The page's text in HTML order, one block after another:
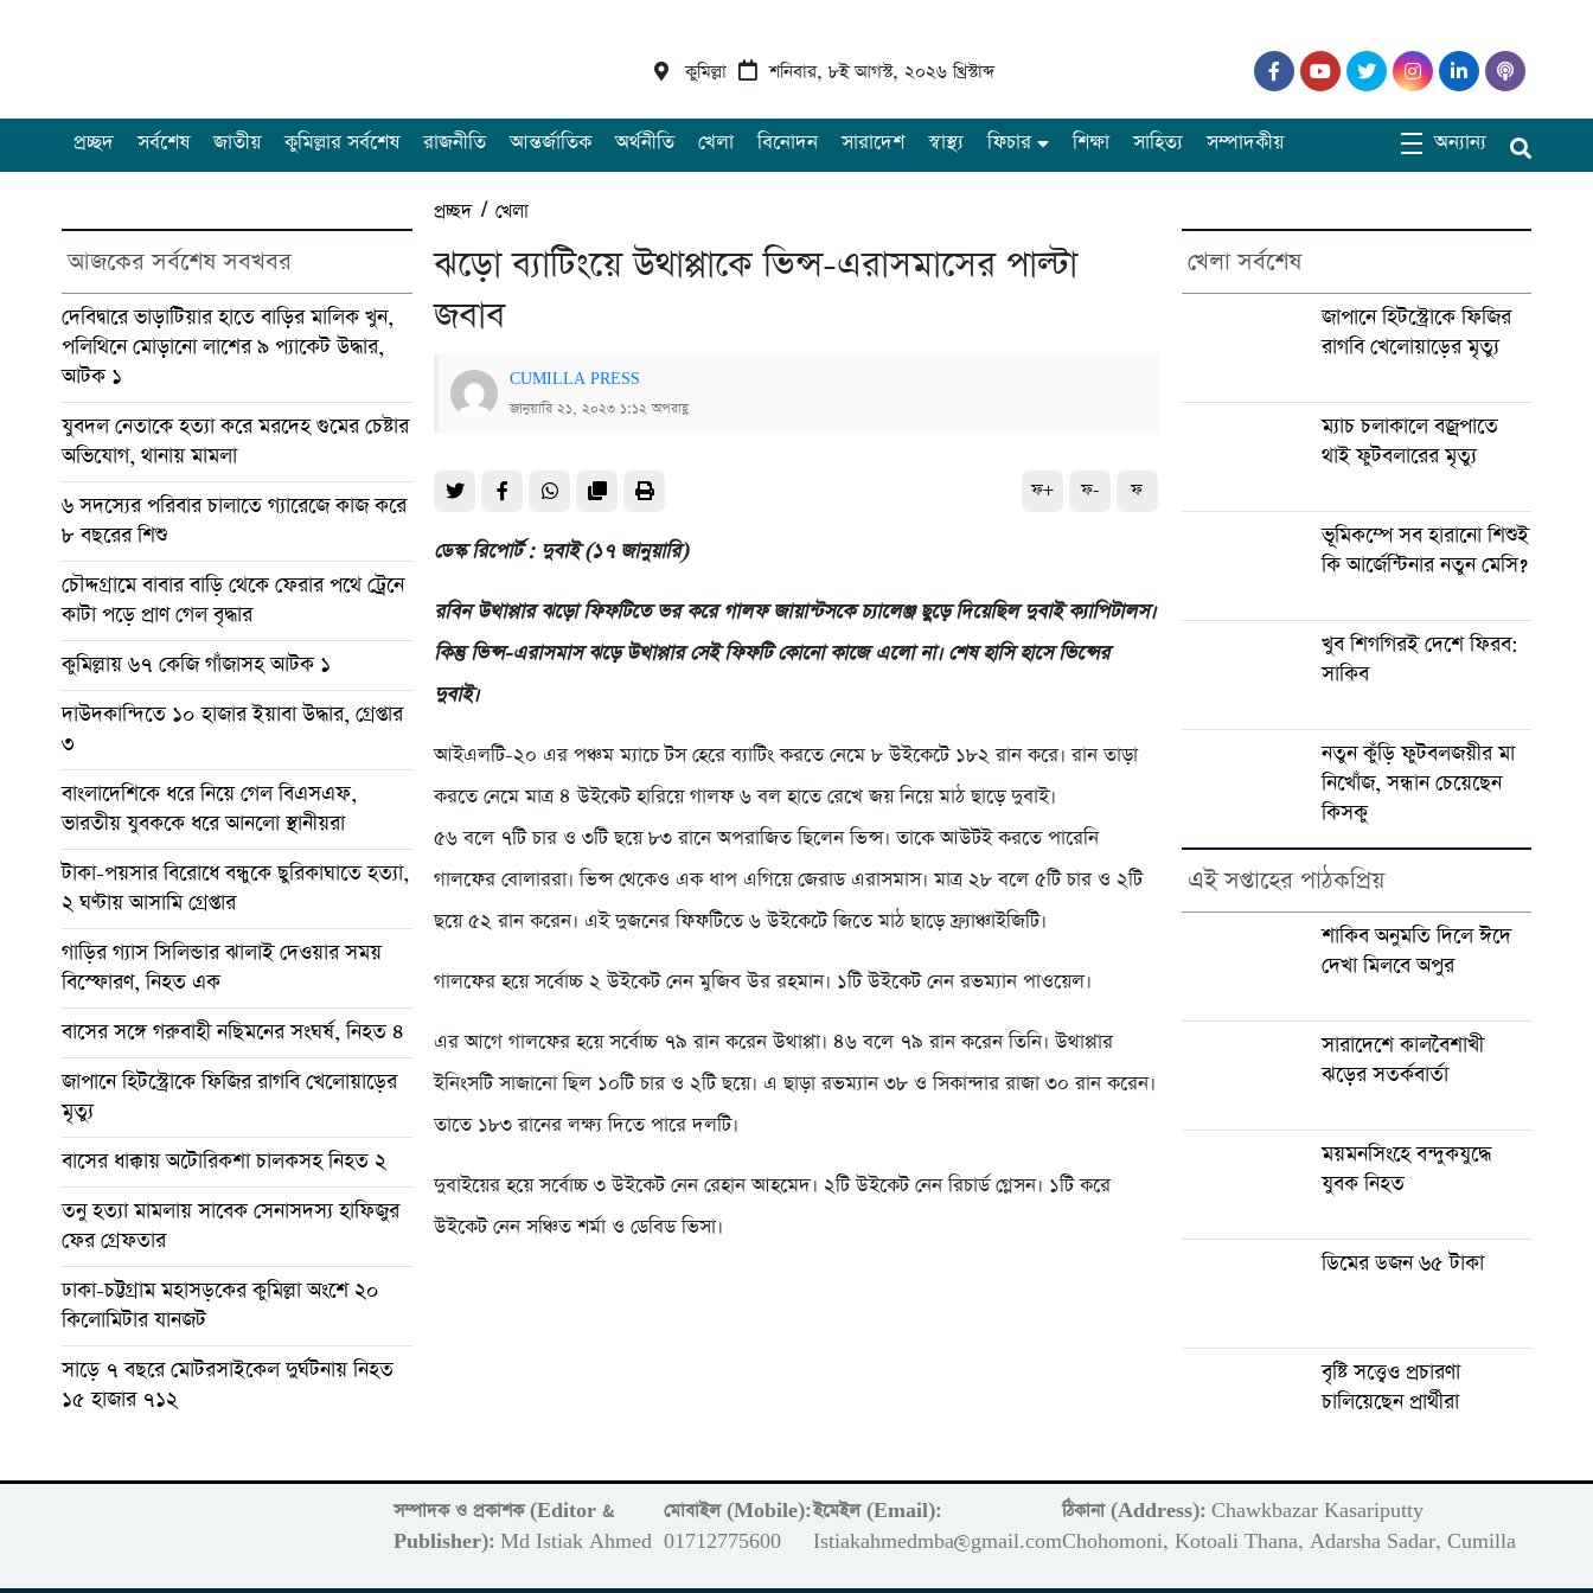
কুমিল্লা শনিবার, ৮ই আগস্ট, ২০২৬ খ্রিস্টাব্দ
প্রচ্ছদ সর্বশেষ জাতীয় কুমিল্লার সর্বশেষ রাজনীতি আন্তর্জাতিক অর্থনীতি খেলা বিনোদন সারাদেশ স্বাস্থ্য ফিচার শিক্ষা সাহিত্য সম্পাদকীয় অন্যান্য
আজকের সর্বশেষ সবখবর
দেবিদ্বারে ভাড়াটিয়ার হাতে বাড়ির মালিক খুন,
পলিথিনে মোড়ানো লাশের ৯ প্যাকেট উদ্ধার,
আটক ১
যুবদল নেতাকে হত্যা করে মরদেহ গুমের চেষ্টার
অভিযোগ, থানায় মামলা
৬ সদস্যের পরিবার চালাতে গ্যারেজে কাজ করে
৮ বছরের শিশু
চৌদ্দগ্রামে বাবার বাড়ি থেকে ফেরার পথে ট্রেনে
কাটা পড়ে প্রাণ গেল বৃদ্ধার
কুমিল্লায় ৬৭ কেজি গাঁজাসহ আটক ১
দাউদকান্দিতে ১০ হাজার ইয়াবা উদ্ধার, গ্রেপ্তার
৩
বাংলাদেশিকে ধরে নিয়ে গেল বিএসএফ,
ভারতীয় যুবককে ধরে আনলো স্থানীয়রা
টাকা-পয়সার বিরোধে বন্ধুকে ছুরিকাঘাতে হত্যা,
২ ঘণ্টায় আসামি গ্রেপ্তার
গাড়ির গ্যাস সিলিন্ডার ঝালাই দেওয়ার সময়
বিস্ফোরণ, নিহত এক
বাসের সঙ্গে গরুবাহী নছিমনের সংঘর্ষ, নিহত ৪
জাপানে হিটস্ট্রোকে ফিজির রাগবি খেলোয়াড়ের
মৃত্যু
বাসের ধাক্কায় অটোরিকশা চালকসহ নিহত ২
তনু হত্যা মামলায় সাবেক সেনাসদস্য হাফিজুর
ফের গ্রেফতার
ঢাকা-চট্টগ্রাম মহাসড়কের কুমিল্লা অংশে ২০
কিলোমিটার যানজট
সাড়ে ৭ বছরে মোটরসাইকেল দুর্ঘটনায় নিহত
১৫ হাজার ৭১২
প্রচ্ছদ/খেলা
ঝড়ো ব্যাটিংয়ে উথাপ্পাকে ভিন্স-এরাসমাসের পাল্টা
জবাব
CUMILLA PRESS
জানুয়ারি ২১, ২০২৩ ১:১২ অপরাহ্ণ
ফ+ ফ- ফ
ডেস্ক রিপোর্ট : দুবাই (১৭ জানুয়ারি)
রবিন উথাপ্পার ঝড়ো ফিফটিতে ভর করে গালফ জায়ান্টসকে চ্যালেঞ্জ ছুড়ে দিয়েছিল দুবাই ক্যাপিটালস।
কিন্তু ভিন্স-এরাসমাস ঝড়ে উথাপ্পার সেই ফিফটি কোনো কাজে এলো না। শেষ হাসি হাসে ভিন্সের
দুবাই।
আইএলটি-২০ এর পঞ্চম ম্যাচে টস হেরে ব্যাটিং করতে নেমে ৮ উইকেটে ১৮২ রান করে। রান তাড়া
করতে নেমে মাত্র ৪ উইকেট হারিয়ে গালফ ৬ বল হাতে রেখে জয় নিয়ে মাঠ ছাড়ে দুবাই।
৫৬ বলে ৭টি চার ও ৩টি ছয়ে ৮৩ রানে অপরাজিত ছিলেন ভিন্স। তাকে আউটই করতে পারেনি
গালফের বোলাররা। ভিন্স থেকেও এক ধাপ এগিয়ে জেরাড এরাসমাস। মাত্র ২৮ বলে ৫টি চার ও ২টি
ছয়ে ৫২ রান করেন। এই দুজনের ফিফটিতে ৬ উইকেটে জিতে মাঠ ছাড়ে ফ্র্যাঞ্চাইজিটি।
গালফের হয়ে সর্বোচ্চ ২ উইকেট নেন মুজিব উর রহমান। ১টি উইকেট নেন রভম্যান পাওয়েল।
এর আগে গালফের হয়ে সর্বোচ্চ ৭৯ রান করেন উথাপ্পা। ৪৬ বলে ৭৯ রান করেন তিনি। উথাপ্পার
ইনিংসটি সাজানো ছিল ১০টি চার ও ২টি ছয়ে। এ ছাড়া রভম্যান ৩৮ ও সিকান্দার রাজা ৩০ রান করেন।
তাতে ১৮৩ রানের লক্ষ্য দিতে পারে দলটি।
দুবাইয়ের হয়ে সর্বোচ্চ ৩ উইকেট নেন রেহান আহমেদ। ২টি উইকেট নেন রিচার্ড গ্লেসন। ১টি করে
উইকেট নেন সঞ্চিত শর্মা ও ডেবিড ভিসা।
খেলা সর্বশেষ
জাপানে হিটস্ট্রোকে ফিজির
রাগবি খেলোয়াড়ের মৃত্যু
ম্যাচ চলাকালে বজ্রপাতে
থাই ফুটবলারের মৃত্যু
ভূমিকম্পে সব হারানো শিশুই
কি আর্জেন্টিনার নতুন মেসি?
খুব শিগগিরই দেশে ফিরব:
সাকিব
নতুন কুঁড়ি ফুটবলজয়ীর মা
নিখোঁজ, সন্ধান চেয়েছেন
কিসকু
এই সপ্তাহের পাঠকপ্রিয়
শাকিব অনুমতি দিলে ঈদে
দেখা মিলবে অপুর
সারাদেশে কালবৈশাখী
ঝড়ের সতর্কবার্তা
ময়মনসিংহে বন্দুকযুদ্ধে
যুবক নিহত
ডিমের ডজন ৬৫ টাকা
বৃষ্টি সত্ত্বেও প্রচারণা
চালিয়েছেন প্রার্থীরা
সম্পাদক ও প্রকাশক (Editor &
Publisher): Md Istiak Ahmed
মোবাইল (Mobile):
01712775600
ইমেইল (Email):
Istiakahmedmba@gmail.com
ঠিকানা (Address): Chawkbazar Kasariputty
Chohomoni, Kotoali Thana, Adarsha Sadar, Cumilla